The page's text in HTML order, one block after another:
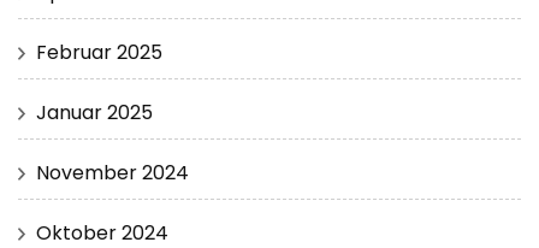
Februar 2025
Januar 2025
November 2024
Oktober 2024